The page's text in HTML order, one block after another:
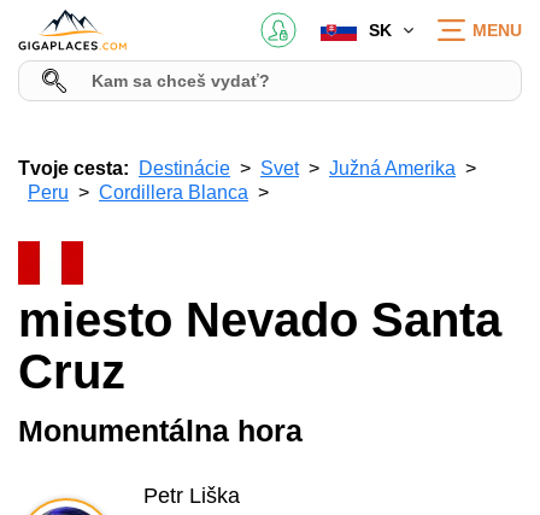
SK MENU
Tvoje cesta: Destinácie Svet
Južná Amerika
Peru
Cordillera Blanca
miesto Nevado Santa
Cruz
Monumentálna hora
Petr Liška